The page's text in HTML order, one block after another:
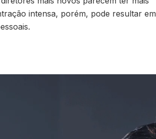
intensa, porém, pode resultar em